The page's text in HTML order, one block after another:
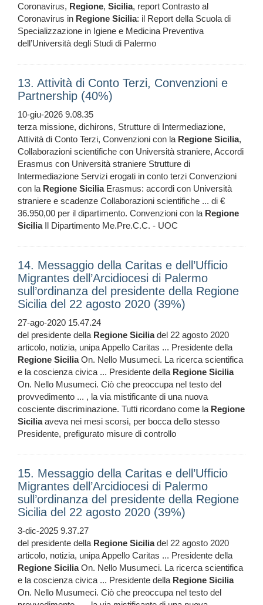
Coronavirus, Regione, Sicilia, report Contrasto al
Coronavirus in Regione Sicilia: il Report della Scuola di
Specializzazione in Igiene e Medicina Preventiva
dell’Università degli Studi di Palermo
13. Attività di Conto Terzi, Convenzioni e
Partnership (40%)
10-giu-2026 9.08.35
terza missione, dichirons, Strutture di Intermediazione,
Attività di Conto Terzi, Convenzioni con la Regione Sicilia,
Collaborazioni scientifiche con Università straniere, Accordi
Erasmus con Università straniere Strutture di
Intermediazione Servizi erogati in conto terzi Convenzioni
con la Regione SiciliaErasmus: accordi con Università
straniere e scadenze Collaborazioni scientifiche ... di €
36.950,00 per il dipartimento. Convenzioni con la Regione
SiciliaIl Dipartimento Me.Pre.C.C. - UOC
14. Messaggio della Caritas e dell’Ufficio
Migrantes dell’Arcidiocesi di Palermo
sull’ordinanza del presidente della Regione
Sicilia del 22 agosto 2020 (39%)
27-ago-2020 15.47.24
del presidente della Regione Siciliadel 22 agosto 2020
articolo, notizia, unipa Appello Caritas ... Presidente della
Regione SiciliaOn. Nello Musumeci. La ricerca scientifica
e la coscienza civica ... Presidente della Regione Sicilia
On. Nello Musumeci. Ciò che preoccupa nel testo del
provvedimento ... , la via mistificante di una nuova
cosciente discriminazione. Tutti ricordano come la Regione
Siciliaaveva nei mesi scorsi, per bocca dello stesso
Presidente, prefigurato misure di controllo
15. Messaggio della Caritas e dell’Ufficio
Migrantes dell’Arcidiocesi di Palermo
sull’ordinanza del presidente della Regione
Sicilia del 22 agosto 2020 (39%)
3-dic-2025 9.37.27
del presidente della Regione Siciliadel 22 agosto 2020
articolo, notizia, unipa Appello Caritas ... Presidente della
Regione SiciliaOn. Nello Musumeci. La ricerca scientifica
e la coscienza civica ... Presidente della Regione Sicilia
On. Nello Musumeci. Ciò che preoccupa nel testo del